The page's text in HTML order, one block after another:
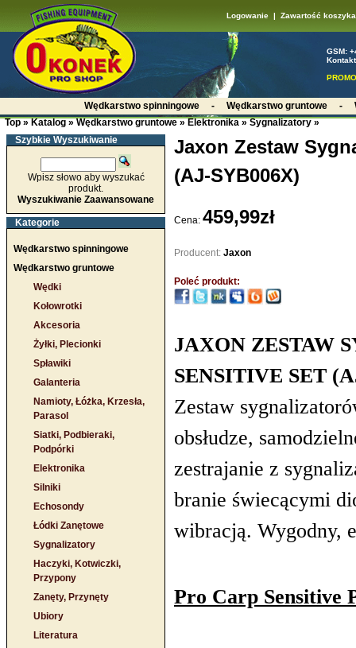
Logowanie| Zawartość koszyka
GSM:
Wędkarstwo spinningowe - Wędkarstwo gruntowe -
Top » Katalog » Wędkarstwo gruntowe » Elektronika » Sygnalizatory »
Szybkie Wyszukiwanie
Wpisz słowo aby wyszukać
produkt.
Wyszukiwanie Zaawansowane
Kategorie
Wędkarstwo spinningowe
Wędkarstwo gruntowe
Wędki
Kołowrotki
Akcesoria
Żyłki, Plecionki
Spławiki
Galanteria
Namioty, Łóżka, Krzesła,
Parasol
Siatki, Podbieraki,
Podpórki
Elektronika
Silniki
Echosondy
Łódki Zanętowe
Sygnalizatory
Haczyki, Kotwiczki,
Przypony
Zanęty, Przynęty
Ubiory
Literatura
Jaxon Zestaw
(AJ-SYB006X)
Cena: 459,99zł
Producent: Jaxon
Poleć produkt:
JAXON ZESTAW
SENSITIVE SET
Zestaw
obsłudze,
zestrajanie z
branie świecącymi
wibracją. Wygodny,
Pro Carp Sensitive